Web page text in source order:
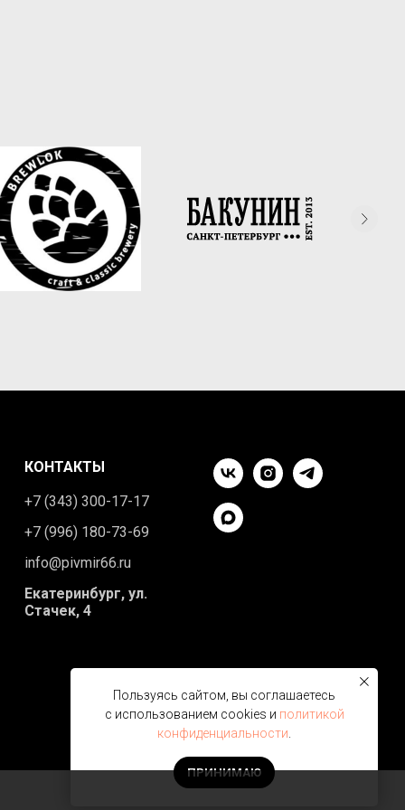
КОНТАКТЫ
+7 (343) 300-17-17
+7 (996) 180-73-69
info@pivmir66.ru
Екатеринбург, ул.
Стачек, 4
Пользуясь сайтом, вы соглашаетесь
с использованием cookies и политикой
конфиденциальности.
ПРИНИМАЮ